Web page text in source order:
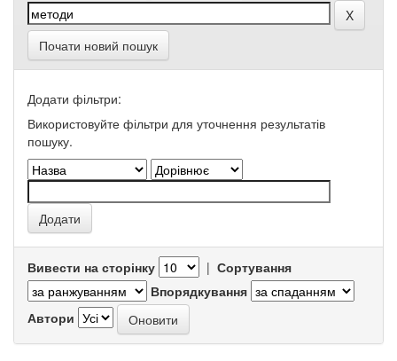
Почати новий пошук
Додати фільтри:
Використовуйте фільтри для уточнення результатів
пошуку.
Вивести на сторінку | Сортування
Впорядкування
Автори